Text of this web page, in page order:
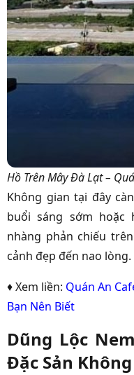
Hồ Trên Mây Đà Lạt –
Không gian tại đây
buổi sáng sớm hoặc
nhàng phản chiếu
cảnh đẹp đến nao lòng.
♦ Xem liền: Quán An
Bạn Nên Biết
Dũng Lộc
Đặc Sản